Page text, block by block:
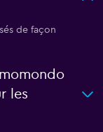
de façon
les